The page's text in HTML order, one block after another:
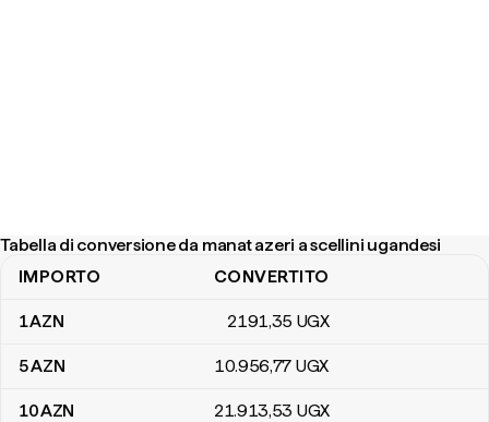
Tabella di conversione da manat azeri a scellini ugandesi
Tabella di conversione da manat azeri a scellini ugandesi
IMPORTO CONVERTITO
1AZN 2191,35 UGX
5AZN 10.956,77 UGX
10AZN 21.913,53 UGX